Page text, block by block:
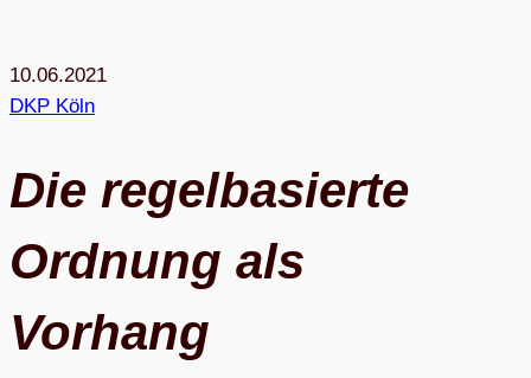
10.06.2021
DKP Köln
Die regel­ba­sierte
Ord­nung als
Vorhang